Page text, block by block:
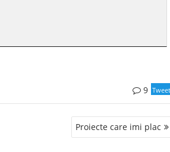
Tweet
9
Proiecte care imi plac